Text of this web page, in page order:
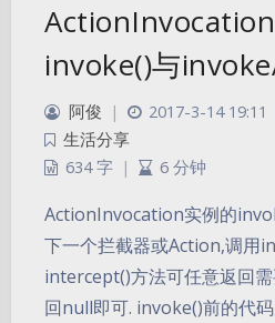
invoke()与
阿俊 | 2017-3-14 19:11
生活分享
634 字 | 6 分钟
ActionInvocation实例的
下一个拦截器或Action,调用
intercept()方法可任意返回
回null即可. invoke()前的代